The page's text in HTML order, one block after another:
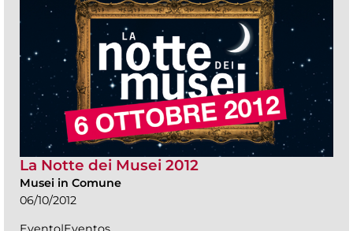
La Notte dei Musei 2012
Musei in Comune
06/10/2012